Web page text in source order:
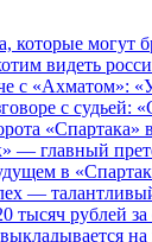
которые могут
видеть
с «Ахматом»:
с судьей:
«Спартака»
— главный
в
—
рублей за